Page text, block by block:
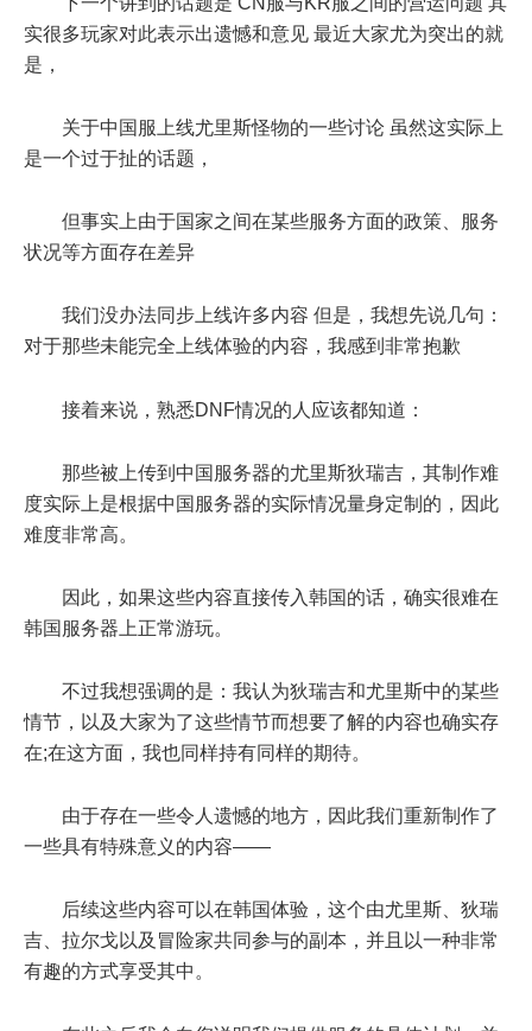
实很多玩家对此表示出遗憾和意见 最近大家尤为突出的就
是，
关于中国服上线尤里斯怪物的一些讨论 虽然这实际上
是一个过于扯的话题，
但事实上由于国家之间在某些服务方面的政策、服务
状况等方面存在差异
我们没办法同步上线许多内容 但是，我想先说几句：
对于那些未能完全上线体验的内容，我感到非常抱歉
接着来说，熟悉DNF情况的人应该都知道：
那些被上传到中国服务器的尤里斯狄瑞吉，其制作难
度实际上是根据中国服务器的实际情况量身定制的，因此
难度非常高。
因此，如果这些内容直接传入韩国的话，确实很难在
韩国服务器上正常游玩。
不过我想强调的是：我认为狄瑞吉和尤里斯中的某些
情节，以及大家为了这些情节而想要了解的内容也确实存
在;在这方面，我也同样持有同样的期待。
由于存在一些令人遗憾的地方，因此我们重新制作了
一些具有特殊意义的内容——
后续这些内容可以在韩国体验，这个由尤里斯、狄瑞
吉、拉尔戈以及冒险家共同参与的副本，并且以一种非常
有趣的方式享受其中。